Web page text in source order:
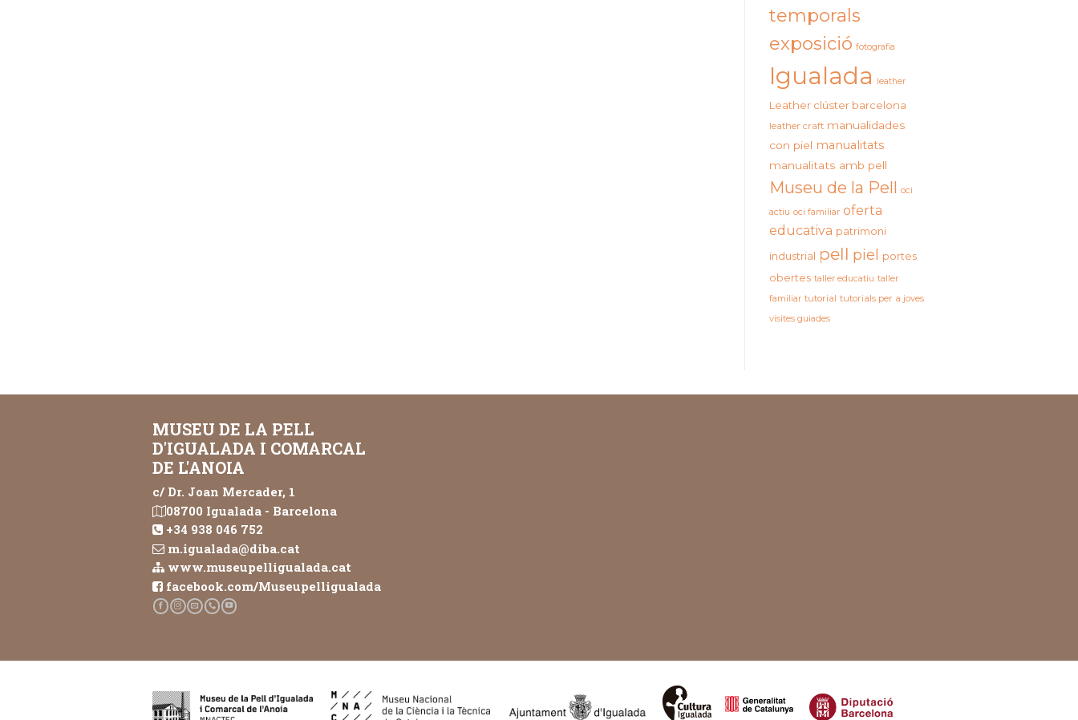
temporals
exposició fotografia
Igualada leather
Leather clúster barcelona
leather craft manualidades
con piel manualitats
manualitats amb pell
Museu de la Pell oci
actiu oci familiar oferta
educativa patrimoni
industrial pell piel
portes
obertes taller educatiu taller
familiar tutorial tutorials per a joves
visites guiades
MUSEU DE LA PELL
D'IGUALADA I COMARCAL
DE L'ANOIA
c/ Dr. Joan Mercader, 1
08700 Igualada - Barcelona
+34 938 046 752
m.igualada@diba.cat
www.museupelligualada.cat
facebook.com/Museupelligualada